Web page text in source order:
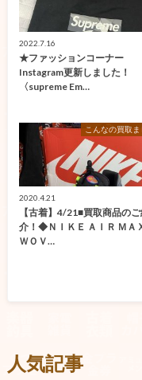
2022.7.16
★ファッションコーナー
Instagram更新しました！
〈supreme Em…
こんなの買取ま
2020.4.21
【古着】4/21■買取商品の
介！◆ＮＩＫＥ ＡＩＲ ＭＡ
ＷＯＶ…
人気記事